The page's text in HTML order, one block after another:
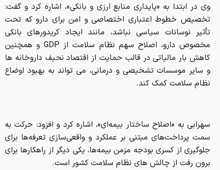
وی در ابتدا به «پایداری منابع ارزی و بانکی»، اشاره کرد و گفت:
تخصیص خطوط اعتباری اختصاصی و امن برای دارو که تحت
تأثیر نوسانات سیاسی نباشد، مانند ایجاد کریدورهای بانکی
مخصوص دارو، اصلاح سهم نظام سلامت از GDP و همچنین
کاهش بار مالیاتی در قالب حمایت از اقتصاد نحیف داروخانه ها
و سایر موسسات تشخیصی و درمانی، می تواند به بهبود اوضاع
نظام سلامت کمک کند.
سهرابی به «اصلاح ساختار بیمه‌ای»، اشاره کرد و افزود: حرکت به
سمت پرداخت‌های مبتنی بر عملکرد و واقعی‌سازی تعرفه‌ها برای
جلوگیری از کسری بودجه مزمن بیمه‌ها، یکی دیگر از راهکارها برای
برون رفت از چالش های نظام سلامت کشور است.